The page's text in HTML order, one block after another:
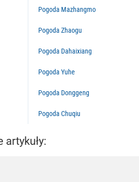
Pogoda Mazhangmo
Pogoda Zhaogu
Pogoda Dahaixiang
Pogoda Yuhe
Pogoda Donggeng
Pogoda Chuqiu
artykuły: